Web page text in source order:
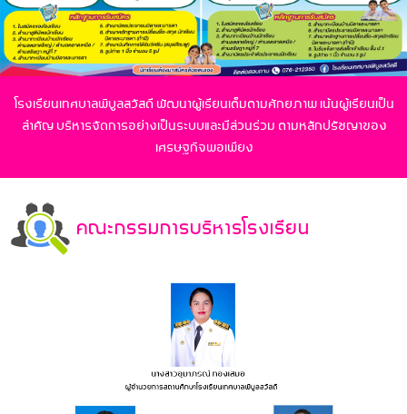
โรงเรียนเทศบาลพิบูลสวัสดี พัฒนาผู้เรียนเต็มตามศักยภาพ เน้นผู้เรียนเป็น
สำคัญบริหารจัดการอย่างเป็นระบบและมีส่วนร่วม ตามหลักปรัชญาของ
เศรษฐกิจพอเพียง
คณะกรรมการบริหารโรงเรียน